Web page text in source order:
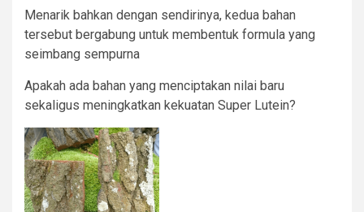
Menarik bahkan dengan sendirinya, kedua bahan
tersebut bergabung untuk membentuk formula yang
seimbang sempurna
Apakah ada bahan yang menciptakan nilai baru
sekaligus meningkatkan kekuatan Super Lutein?